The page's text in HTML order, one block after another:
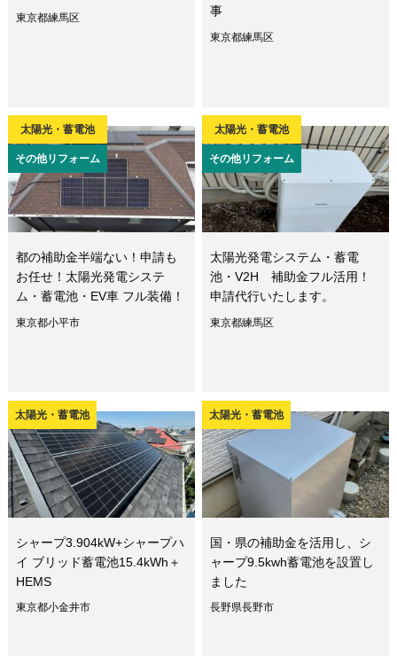
東京都練馬区
事
東京都練馬区
太陽光・蓄電池
その他リフォーム
都の補助金半端ない！申請も
お任せ！太陽光発電システ
ム・蓄電池・EV車 フル装備！
東京都小平市
太陽光・蓄電池
その他リフォーム
太陽光発電システム・蓄電
池・V2H 補助金フル活用！
申請代行いたします。
東京都練馬区
太陽光・蓄電池
シャープ3.904kW+シャープハ
イ ブリッド蓄電池15.4kWh＋
HEMS
東京都小金井市
太陽光・蓄電池
国・県の補助金を活用し、シ
ャープ9.5kwh蓄電池を設置し
ました
長野県長野市